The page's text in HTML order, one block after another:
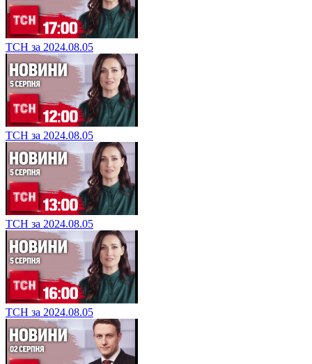
ТСН за 2024.08.05
ТСН за 2024.08.05
ТСН за 2024.08.05
ТСН за 2024.08.05